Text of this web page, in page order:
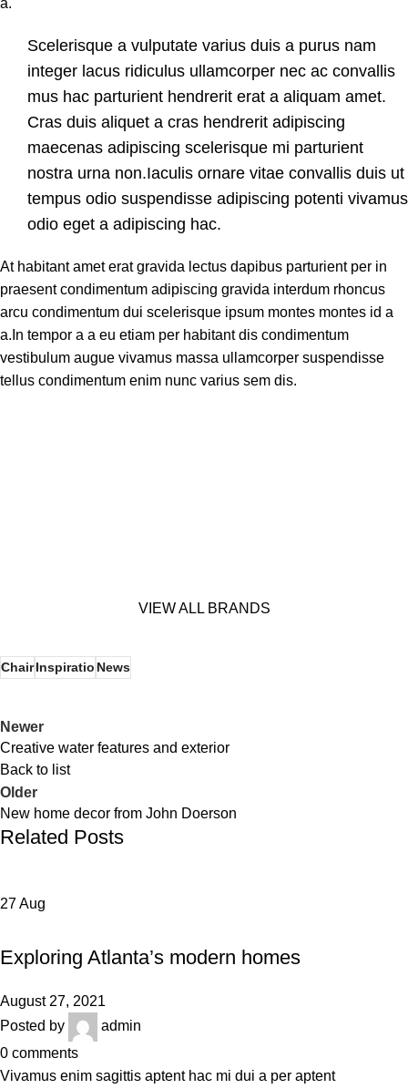
a.
Scelerisque a vulputate varius duis a purus nam
integer lacus ridiculus ullamcorper nec ac convallis
mus hac parturient hendrerit erat a aliquam amet.
Cras duis aliquet a cras hendrerit adipiscing
maecenas adipiscing scelerisque mi parturient
nostra urna non.Iaculis ornare vitae convallis duis ut
tempus odio suspendisse adipiscing potenti vivamus
odio eget a adipiscing hac.
At habitant amet erat gravida lectus dapibus parturient per in
praesent condimentum adipiscing gravida interdum rhoncus
arcu condimentum dui scelerisque ipsum montes montes id a
a.In tempor a a eu etiam per habitant dis condimentum
vestibulum augue vivamus massa ullamcorper suspendisse
tellus condimentum enim nunc varius sem dis.
VIEW ALL BRANDS
ChairInspiratioNews
Newer
Creative water features and exterior
Back to list
Older
New home decor from John Doerson
Related Posts
27Aug
Exploring Atlanta’s modern homes
August 27, 2021
Posted by
admin
0 comments
Vivamus enim sagittis aptent hac mi dui a per aptent